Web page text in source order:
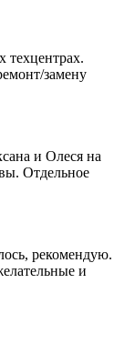
техцентрах.
замену
и Олеся на
Отдельное
рекомендую.
и